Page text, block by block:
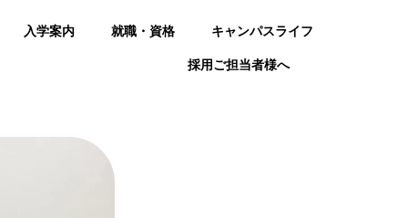
入学案内 就職・資格 キャンパスライフ
採用ご担当者様へ